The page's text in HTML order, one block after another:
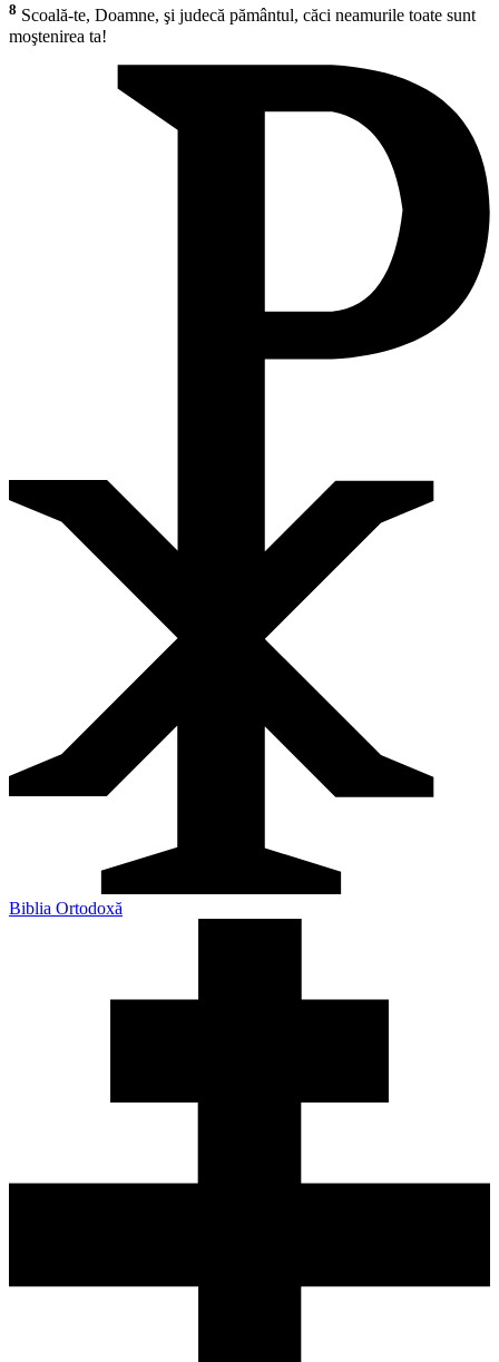
8 Scoală-te, Doamne, şi judecă pământul, căci neamurile toate sunt
moştenirea ta!
Biblia Ortodoxă